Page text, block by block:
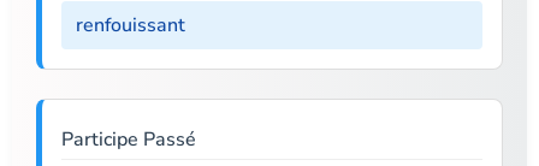
renfouissant
Participe Passé